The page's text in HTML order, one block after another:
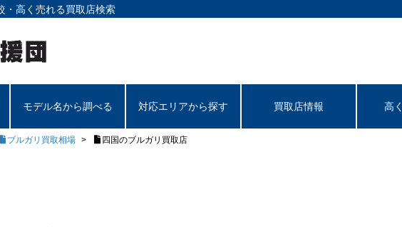
・高く売れる買取店検索
モデル名から調べる 対応エリアから探す 買取店情報 高
ブルガリ買取相場 四国のブルガリ買取店